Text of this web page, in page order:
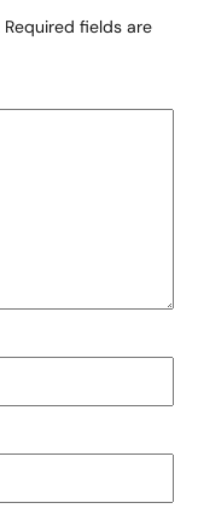
Required fields are